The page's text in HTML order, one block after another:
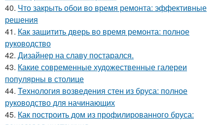
40. Что закрыть обои во время ремонта: эффективные
решения
41. Как защитить дверь во время ремонта: полное
руководство
42. Дизайнер на славу постарался.
43. Какие современные художественные галереи
популярны в столице
44. Технология возведения стен из бруса: полное
руководство для начинающих
45. Как построить дом из профилированного бруса: